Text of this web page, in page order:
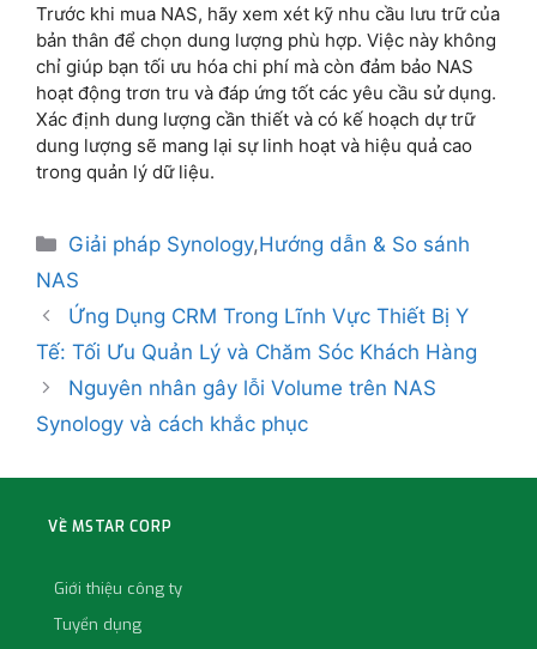
Trước khi mua NAS, hãy xem xét kỹ nhu cầu lưu trữ của
bản thân để chọn dung lượng phù hợp. Việc này không
chỉ giúp bạn tối ưu hóa chi phí mà còn đảm bảo NAS
hoạt động trơn tru và đáp ứng tốt các yêu cầu sử dụng.
Xác định dung lượng cần thiết và có kế hoạch dự trữ
dung lượng sẽ mang lại sự linh hoạt và hiệu quả cao
trong quản lý dữ liệu.
Giải pháp Synology,Hướng dẫn & So sánh
NAS
Ứng Dụng CRM Trong Lĩnh Vực Thiết Bị Y
Tế: Tối Ưu Quản Lý và Chăm Sóc Khách Hàng
Nguyên nhân gây lỗi Volume trên NAS
Synology và cách khắc phục
VỀ MSTAR CORP
Giới thiệu công ty
Tuyển dụng